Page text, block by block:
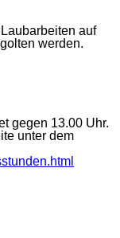
auf
werden.
gegen 13.00 Uhr.
unter dem